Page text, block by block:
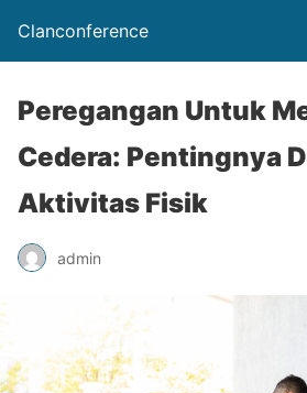
Clanconference
Peregangan Untuk
Cedera: Pentingnya
Aktivitas Fisik
admin